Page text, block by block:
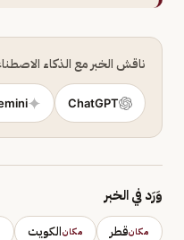
ناقش الخبر مع الذكاء
ChatGPT
وَرَد في الخبر
مكانقطر مكانالكويت